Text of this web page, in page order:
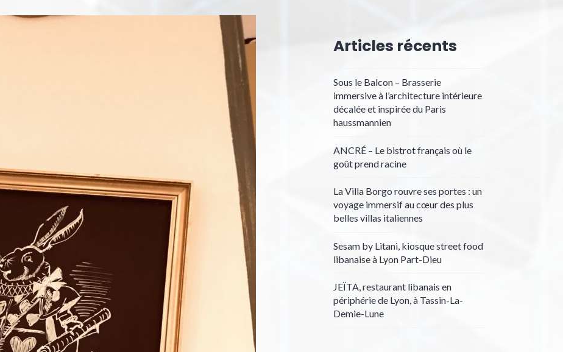
Articles récents
Sous le Balcon – Brasserie
immersive à l’architecture intérieure
décalée et inspirée du Paris
haussmannien
ANCRÉ – Le bistrot français où le
goût prend racine
La Villa Borgo rouvre ses portes : un
voyage immersif au cœur des plus
belles villas italiennes
Sesam by Litani, kiosque street food
libanaise à Lyon Part-Dieu
JEÏTA, restaurant libanais en
périphérie de Lyon, à Tassin-La-
Demie-Lune